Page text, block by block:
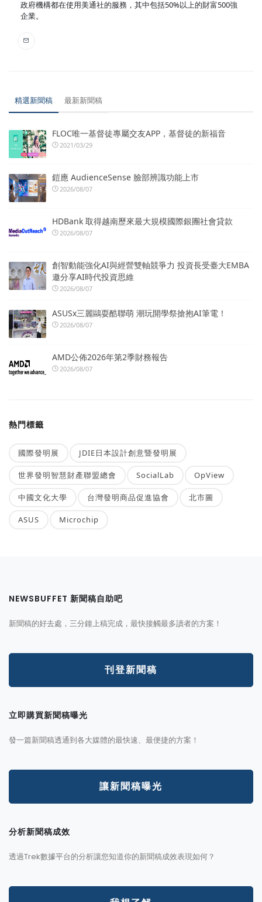
政府機構都在使用美通社的服務，其中包括50%以上的財富500強
企業。
精選新聞稿 最新新聞稿
FLOC唯一基督徒專屬交友APP，基督徒的新福音
2021/03/29
鎧應 AudienceSense 臉部辨識功能上市
2026/08/07
HDBank 取得越南歷來最大規模國際銀團社會貸款
2026/08/07
創智動能強化AI與經營雙軸競爭力 投資長受臺大EMBA
邀分享AI時代投資思維
2026/08/07
ASUSx三麗鷗耍酷聯萌 潮玩開學祭搶抱AI筆電！
2026/08/07
AMD公佈2026年第2季財務報告
2026/08/07
熱門標籤
國際發明展 JDIE日本設計創意暨發明展
世界發明智慧財產聯盟總會 SocialLab OpView
中國文化大學 台灣發明商品促進協會 北市圖
ASUS Microchip
NEWSBUFFET 新聞稿自助吧
新聞稿的好去處，三分鐘上稿完成，最快接觸最多讀者的方案！
刊登新聞稿
立即購買新聞稿曝光
發一篇新聞稿透通到各大媒體的最快速、最便捷的方案！
讓新聞稿曝光
分析新聞稿成效
透過Trek數據平台的分析讓您知道你的新聞稿成效表現如何？